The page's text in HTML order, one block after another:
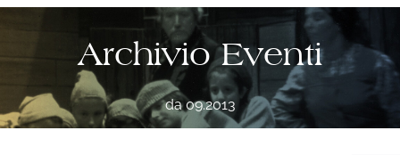
Archivio Eventi
da 09.2013